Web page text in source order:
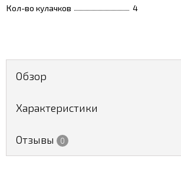
Кол-во кулачков
4
Обзор
Характеристики
Отзывы 0